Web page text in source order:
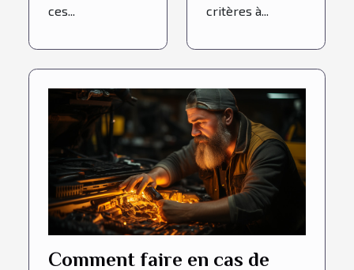
ces...
critères à...
Comment faire en cas de